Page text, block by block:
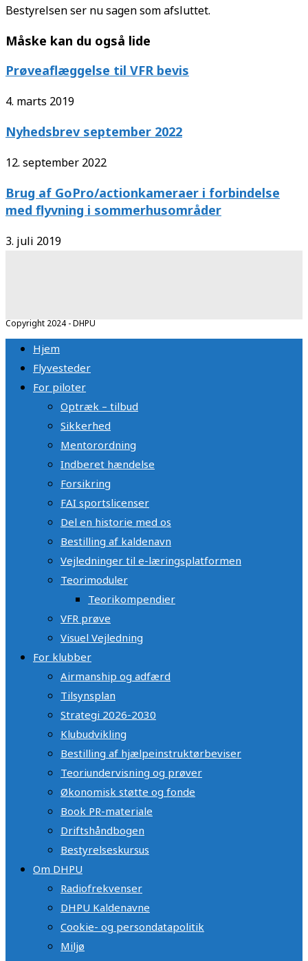
Bestyrelsen ser nu sagen som afsluttet.
Måske kan du også lide
Prøveaflæggelse til VFR bevis
4. marts 2019
Nyhedsbrev september 2022
12. september 2022
Brug af GoPro/actionkameraer i forbindelse
med flyvning i sommerhusområder
3. juli 2019
Copyright 2024 - DHPU
Hjem
Flyvesteder
For piloter
Optræk – tilbud
Sikkerhed
Mentorordning
Indberet hændelse
Forsikring
FAI sportslicenser
Del en historie med os
Bestilling af kaldenavn
Vejledninger til e-læringsplatformen
Teorimoduler
Teorikompendier
VFR prøve
Visuel Vejledning
For klubber
Airmanship og adfærd
Tilsynsplan
Strategi 2026-2030
Klubudvikling
Bestilling af hjælpeinstruktørbeviser
Teoriundervisning og prøver
Økonomisk støtte og fonde
Book PR-materiale
Driftshåndbogen
Bestyrelseskursus
Om DHPU
Radiofrekvenser
DHPU Kaldenavne
Cookie- og persondatapolitik
Miljø